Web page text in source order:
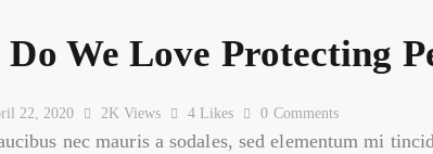
We Love Protecting
22, 2020 2K Views 4 Likes 0 Comments
nec mauris a sodales, sed elementum mi